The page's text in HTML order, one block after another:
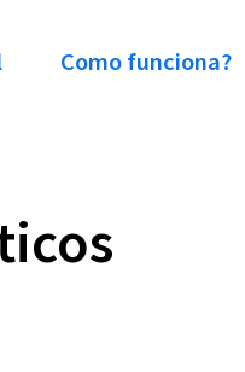
Como funciona?